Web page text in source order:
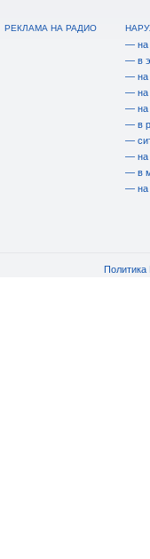
РЕКЛАМА НА РАДИО
— на
— в
— на
— на
— на
— в
—
— на
— в
— на
Политика